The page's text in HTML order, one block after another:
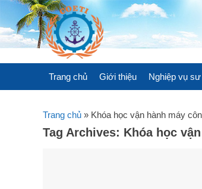
to
content
Trang chủ Giới thiệu Nghiệp vụ
Trang chủ » Khóa học vận hành máy
Tag Archives: Khóa học